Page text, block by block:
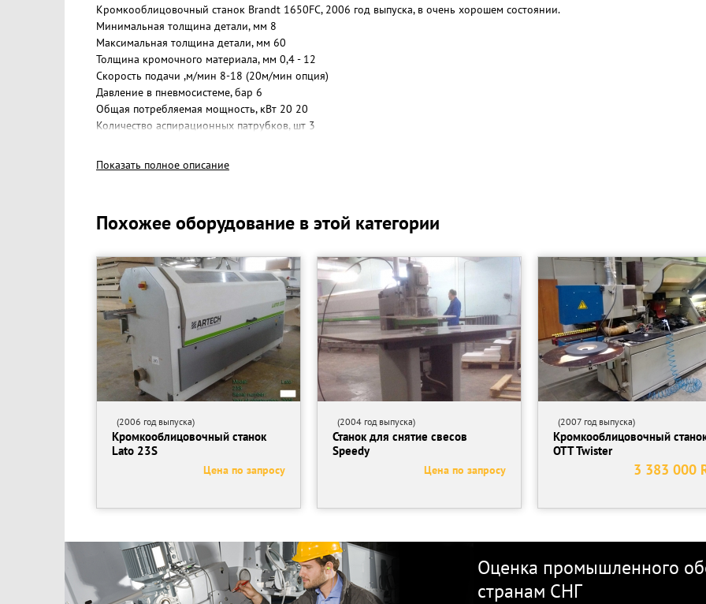
Кромкооблицовочный станок Brandt 1650FC, 2006 год выпуска, в очень хорошем состоянии.
Минимальная толщина детали, мм 8
Максимальная толщина детали, мм 60
Толщина кромочного материала, мм 0,4 - 12
Скорость подачи ,м/мин 8-18 (20м/мин опция)
Давление в пневмосистеме, бар 6
Общая потребляемая мощность, кВт 20 20
Количество аспирационных патрубков, шт 3
Показать полное описание
Похожее оборудование в этой категории
(2006 год выпуска)
Кромкооблицовочный станок
Lato 23S
Цена по запросу
(2004 год выпуска)
Станок для снятие свесов
Speedy
Цена по запросу
(2007 год выпуска)
Кромкооблицовочный
OTT Twister
3 383 000
Оценка промышленного
странам СНГ